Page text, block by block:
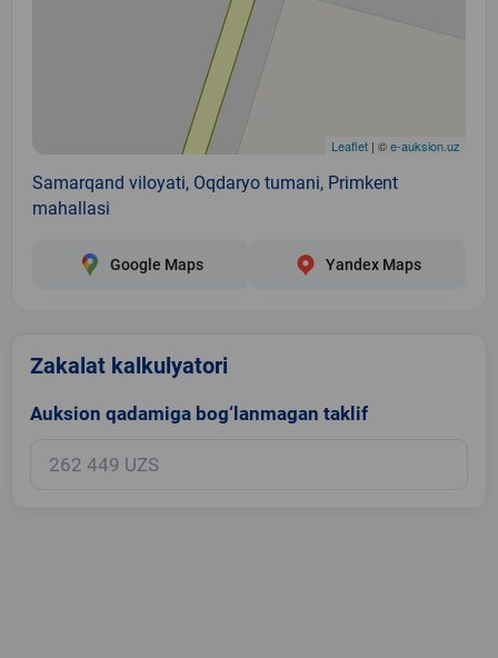
Leaflet | ©e-auksion.uz
Samarqand viloyati, Oqdaryo tumani, Primkent
mahallasi
Google Maps Yandex Maps
Zakalat kalkulyatori
Auksion qadamiga bog‘lanmagan taklif